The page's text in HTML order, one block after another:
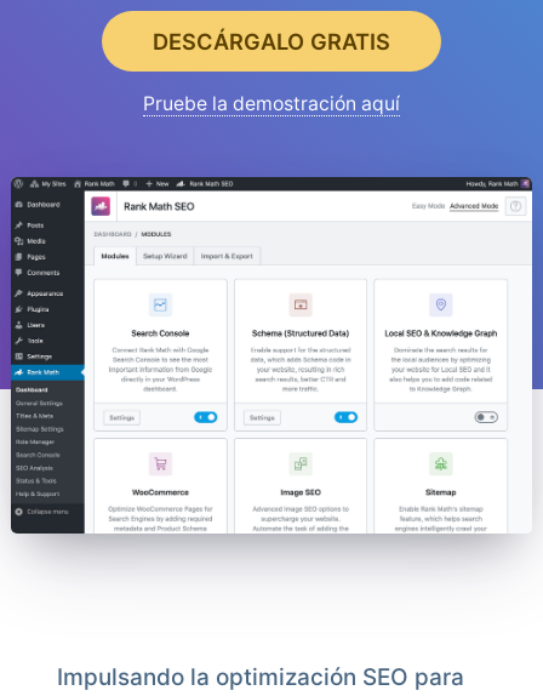
DESCÁRGALO GRATIS
Pruebe la demostración aquí
Impulsando la optimización SEO para